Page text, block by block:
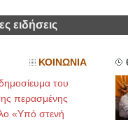
ειδήσεις
ΚΟΙΝΩΝΙΑ
του
περασμένης
«Υπό στενή